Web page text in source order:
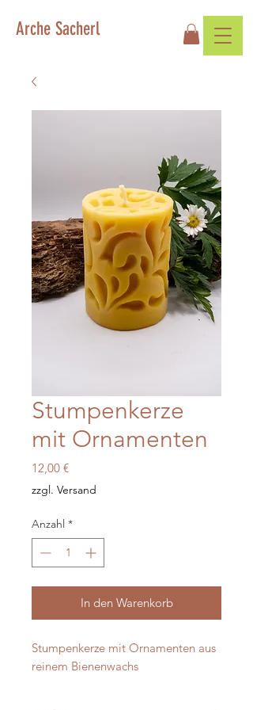
Arche Sacherl
Stumpenkerze
mit Ornamenten
12,00 €Preis
zzgl. Versand
Anzahl *
In den Warenkorb
Stumpenkerze mit Ornamenten aus
reinem Bienenwachs